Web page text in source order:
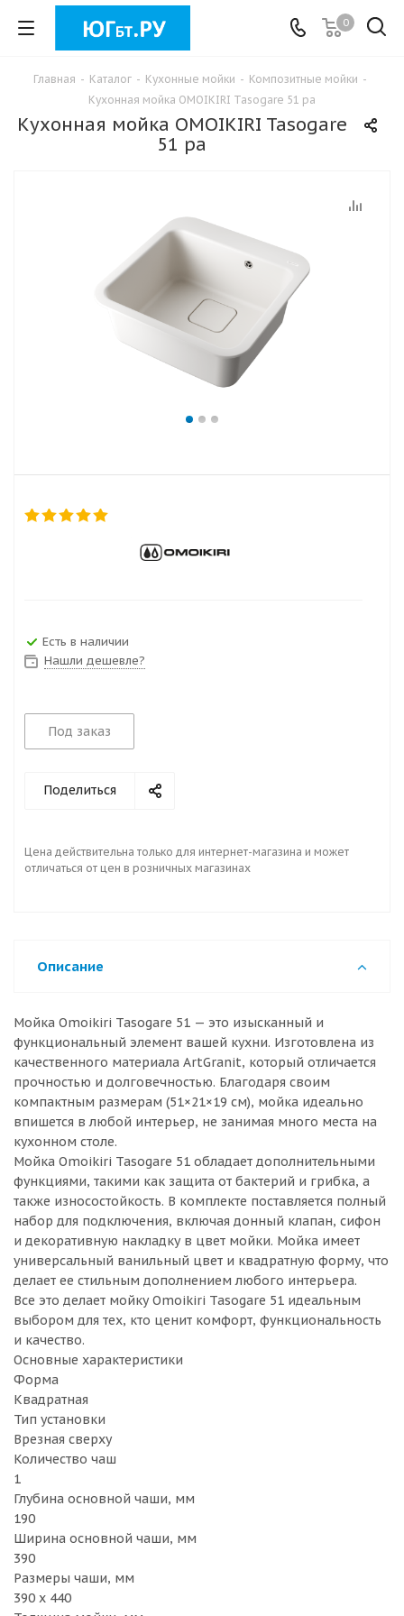
0
Главная - Каталог - Кухонные мойки - Композитные мойки -
Кухонная мойка OMOIKIRI Tasogare 51 pa
Кухонная мойка OMOIKIRI Tasogare
51 pa
Есть в наличии
Нашли дешевле?
Под заказ
Поделиться
Цена действительна только для интернет-магазина и может
отличаться от цен в розничных магазинах
Описание
Мойка Omoikiri Tasogare 51 — это изысканный и
функциональный элемент вашей кухни. Изготовлена из
качественного материала ArtGranit, который отличается
прочностью и долговечностью. Благодаря своим
компактным размерам (51×21×19 см), мойка идеально
впишется в любой интерьер, не занимая много места на
кухонном столе.
Мойка Omoikiri Tasogare 51 обладает дополнительными
функциями, такими как защита от бактерий и грибка, а
также износостойкость. В комплекте поставляется полный
набор для подключения, включая донный клапан, сифон
и декоративную накладку в цвет мойки. Мойка имеет
универсальный ванильный цвет и квадратную форму, что
делает ее стильным дополнением любого интерьера.
Все это делает мойку Omoikiri Tasogare 51 идеальным
выбором для тех, кто ценит комфорт, функциональность
и качество.
Основные характеристики
Форма
Квадратная
Тип установки
Врезная сверху
Количество чаш
1
Глубина основной чаши, мм
190
Ширина основной чаши, мм
390
Размеры чаши, мм
390 х 440